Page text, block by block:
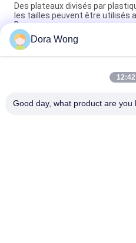
Des plateaux divisés par
les tailles peuvent être utilisés
Brown
Plats en plastique divisés
et se cassant résistant
Plats en plastique écologiques
Dora Wong
12:42
Good day, what product are you